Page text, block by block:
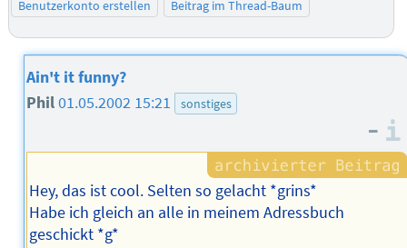
Benutzerkonto erstellen Beitrag im Thread-Baum
Ain't it funny?
Phil01.05.2002 15:21 sonstiges
–
Hey, das ist cool. Selten so gelacht *grins*
Habe ich gleich an alle in meinem Adressbuch
geschickt *g*